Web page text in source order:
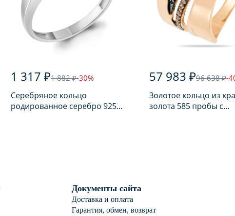
1 317 ₽1 882 ₽-30%
Серебряное кольцо
родированное серебро 925
57 983 ₽96 638 ₽-
Золотое кольцо из
золота 585 пробы с
Документы сайта
Доставка и оплата
Гарантия, обмен, возврат